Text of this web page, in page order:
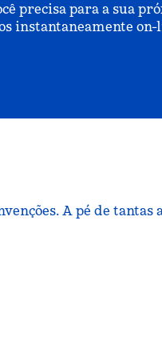
precisa para a sua
instantaneamente on-
A pé de